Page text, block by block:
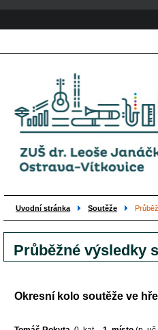
Uvodní stránka Soutěže
Průběžné výsledky
Okresní kolo soutěže ve